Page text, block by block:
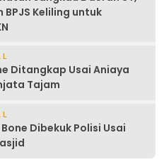
BPJS Keliling untuk
Ditangkap Usai Aniaya
Tajam
Dibekuk Polisi Usai